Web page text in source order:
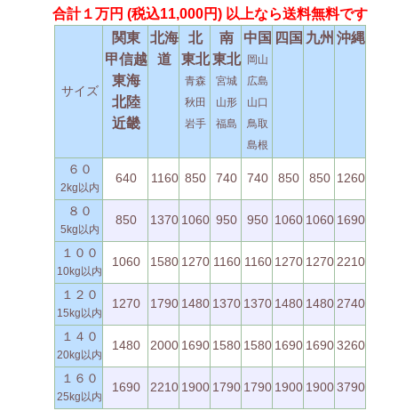
合計１万円 (税込11,000円) 以上なら送料無料です
サイズ
関東
甲信越
東海
北陸
近畿
北海
道
北
東北
青森
秋田
岩手
南
東北
宮城
山形
福島
中国
岡山
広島
山口
鳥取
島根
四国 九州 沖縄
６０
2kg以内
640 1160 850 740 740 850 850 1260
８０
5kg以内
850 1370 1060 950 950 1060 1060 1690
１００
10kg以内
1060 1580 1270 1160 1160 1270 1270 2210
１２０
15kg以内
1270 1790 1480 1370 1370 1480 1480 2740
１４０
20kg以内
1480 2000 1690 1580 1580 1690 16903260
１６０
25kg以内
1690 2210 1900 1790 1790 1900 19003790